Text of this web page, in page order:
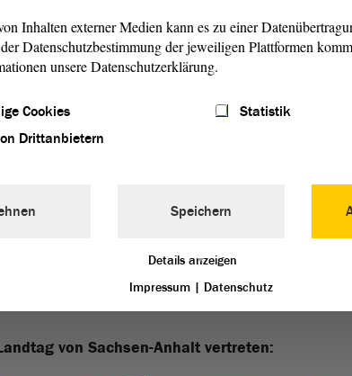
wurden naturgemäß keine Beschlüsse gefasst. Alle
Sie in unserem Videoarchiv.
KI“ der FDP-Fraktion (PDF)
von Sachsen-Anhalt vertreten:
Inhalten externer Medien kann es zu einer
Datenschutzbestimmung der jeweiligen Plattformen
unsere Datenschutzerklärung.
Cookies
Statistik
Drittanbietern
Speichern
Details anzeigen
Impressum | Datenschutz